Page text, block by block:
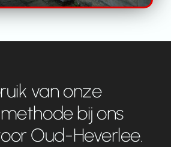
van onze
bij ons
Oud-Heverlee.